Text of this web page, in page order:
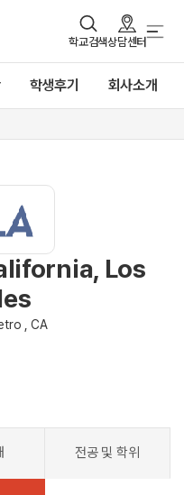
학교검색상담센터
학생후기 회사소개
Los
, CA
전공 및 학위